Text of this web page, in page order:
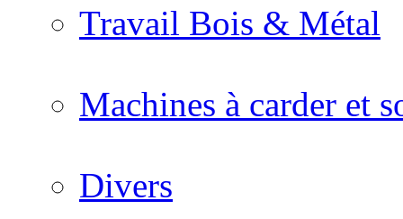
Travail Bois & Métal
Machines à carder et
Divers